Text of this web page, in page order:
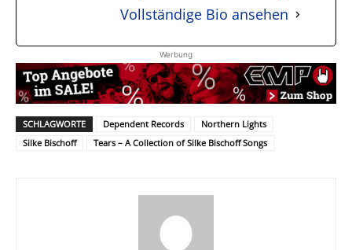
Vollständige Bio ansehen
Werbung
SCHLAGWORTE Dependent Records
Northern Lights
Silke Bischoff
Tears – A Collection of Silke Bischoff Songs